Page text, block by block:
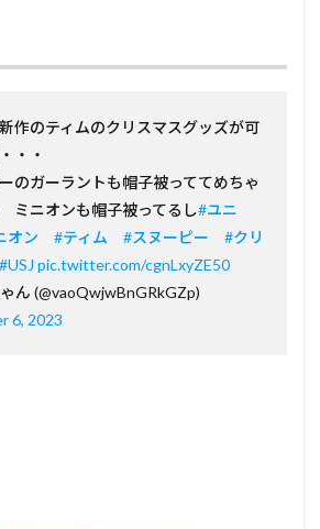
作のティムのクリスマスグッズが可
・・
のガーラントも帽子被っててめちゃ
ミニオンも帽子被ってるし#ユニ
オン #ティム #スヌーピー
#クリ
#USJ pic.twitter.com/cgnLxyZE50
ん (@vaoQwjwBnGRkGZp)
6, 2023